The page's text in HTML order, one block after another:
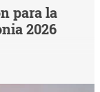
para la
2026